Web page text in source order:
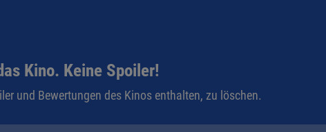
Kino. Keine Spoiler!
und Bewertungen des Kinos enthalten, zu löschen.